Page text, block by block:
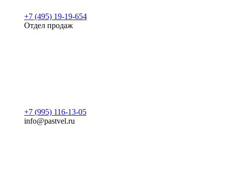
+7 (495) 19-19-654
Отдел продаж
+7 (995) 116-13-05
info@pastvel.ru